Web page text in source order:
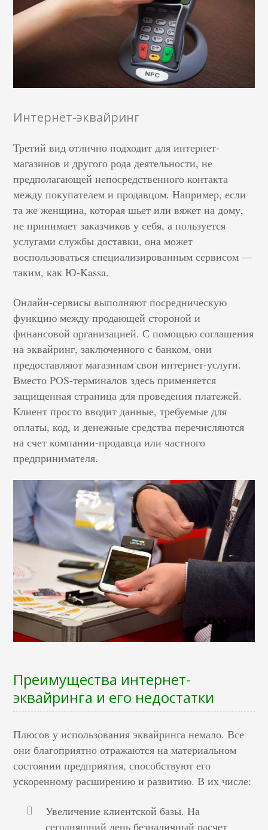
Интернет-эквайринг
Третий вид отлично подходит для интернет-
магазинов и другого рода деятельности, не
предполагающей непосредственного контакта
между покупателем и продавцом. Например, если
та же женщина, которая шьет или вяжет на дому,
не принимает заказчиков у себя, а пользуется
услугами службы доставки, она может
воспользоваться специализированным сервисом —
таким, как Ю-Kassa.
Онлайн-сервисы выполняют посредническую
функцию между продающей стороной и
финансовой организацией. С помощью соглашения
на эквайринг, заключенного с банком, они
предоставляют магазинам свои интернет-услуги.
Вместо POS-терминалов здесь применяется
защищенная страница для проведения платежей.
Клиент просто вводит данные, требуемые для
оплаты, код, и денежные средства перечисляются
на счет компании-продавца или частного
предпринимателя.
Преимущества интернет-
эквайринга и его недостатки
Плюсов у использования эквайринга немало. Все
они благоприятно отражаются на материальном
состоянии предприятия, способствуют его
ускоренному расширению и развитию. В их числе:
Увеличение клиентской базы. На
сегодняшний день безналичный расчет